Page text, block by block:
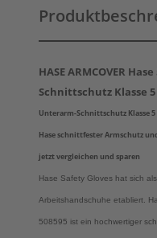
HASE ARMCOVER
Schnittschutz Klasse 5
Unterarm-Schnittschutz Klasse 5
Hase schnittfester Armschutz
jetzt vergleichen und sparen
Hase Safety Gloves hat sich
Arbeitshandschuhe etabliert.
508595 ist ein hochwertiger